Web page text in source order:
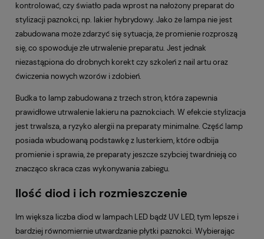
kontrolować, czy światło pada wprost na nałożony preparat do
stylizacji paznokci, np. lakier hybrydowy. Jako że lampa nie jest
zabudowana może zdarzyć się sytuacja, że promienie rozproszą
się, co spowoduje złe utrwalenie preparatu. Jest jednak
niezastąpiona do drobnych korekt czy szkoleń z nail artu oraz
ćwiczenia nowych wzorów i zdobień.
Budka to lamp zabudowana z trzech stron, która zapewnia
prawidłowe utrwalenie lakieru na paznokciach. W efekcie stylizacja
jest trwalsza, a ryzyko alergii na preparaty minimalne. Część lamp
posiada wbudowaną podstawkę z lusterkiem, które odbija
promienie i sprawia, że preparaty jeszcze szybciej twardnieją co
znacząco skraca czas wykonywania zabiegu.
Ilość diod i ich rozmieszczenie
Im większa liczba diod w lampach LED bądź UV LED, tym lepsze i
bardziej równomiernie utwardzanie płytki paznokci. Wybierając